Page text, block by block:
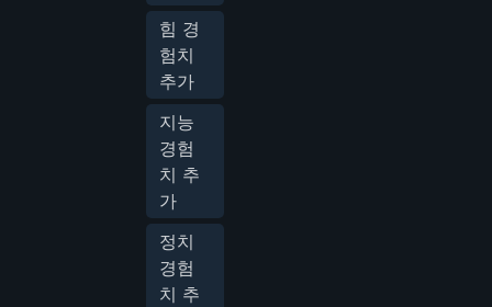
힘 경
험치
추가
지능
경험
치 추
가
정치
경험
치 추